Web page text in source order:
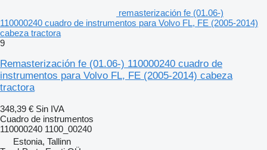
remasterización fe (01.06-)
110000240 cuadro de instrumentos para Volvo FL, FE (2005-2014)
cabeza tractora
9
Remasterización fe (01.06-) 110000240 cuadro de
instrumentos para Volvo FL, FE (2005-2014) cabeza
tractora
348,39 € Sin IVA
Cuadro de instrumentos
110000240 1100_00240
Estonia, Tallinn